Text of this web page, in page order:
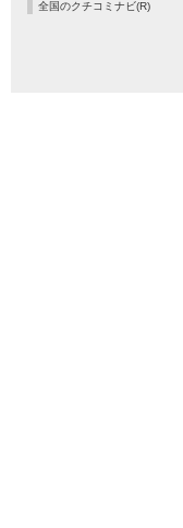
全国のクチコミナビ(R)